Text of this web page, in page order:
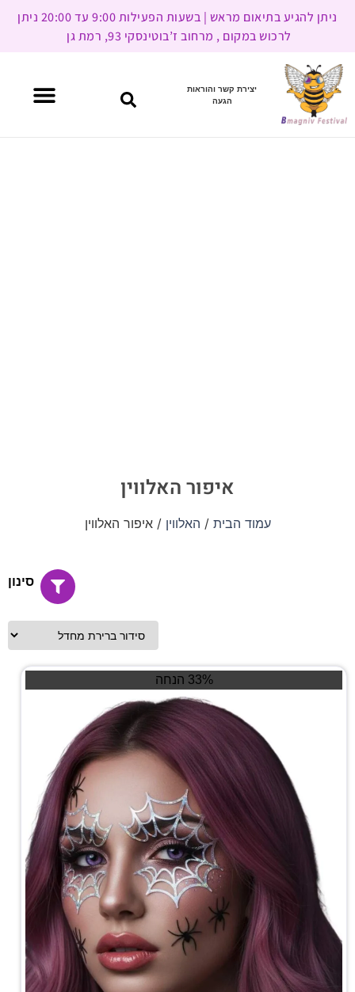
ניתן להגיע בתיאום מראש | בשעות הפעילות 9:00 עד 20:00 ניתן
לרכוש במקום , מרחוב ז’בוטינסקי 93, רמת גן
יצירת קשר והוראות
הגעה
איפור האלווין
עמוד הבית / האלווין / איפור האלווין
סינון
33% הנחה